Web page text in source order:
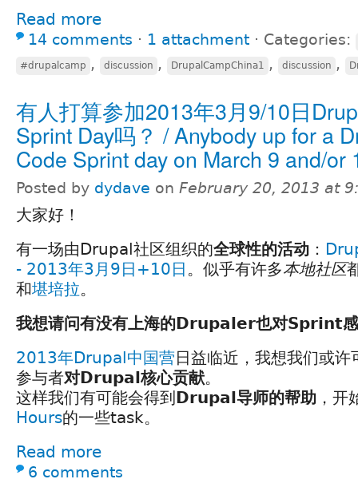
Read more
14 comments ⋅ 1 attachment ⋅ Categories:
#drupalcamp , discussion , DrupalCampChina1 , discussion ,
有人打算参加2013年3月9/10日
Sprint Day吗？ / Anybody up for a
Code Sprint day on March 9 and/or
Posted by dydave on February 20, 2013 at
大家好！
有一场由Drupal社区组织的全球性的活动 ：
- 2013年3月9日+10日 。似乎有许多本地社区
和堪培拉。
我想请问有没有上海的Drupaler也对Sprint
2013年Drupal中国营日益临近，我想我们或
参与者对Drupal核心贡献。
这样我们有可能会得到 Drupal导师的帮助 ，开
Hours的一些task。
Read more
6 comments